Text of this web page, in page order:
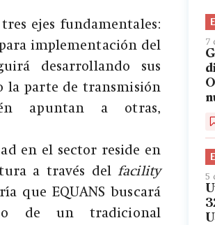
ejes fundamentales:
implementación del
desarrollando sus
la parte de transmisión
apuntan a otras,
en el sector reside en
a través delfacility
que EQUANS buscará
de un tradicional
7
5